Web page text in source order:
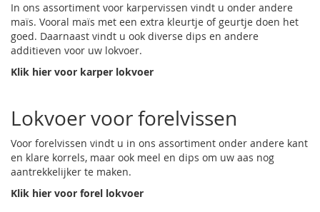
In ons assortiment voor karpervissen vindt u onder andere
maïs. Vooral maïs met een extra kleurtje of geurtje doen het
goed. Daarnaast vindt u ook diverse dips en andere
additieven voor uw lokvoer.
Klik hier voor karper lokvoer
Lokvoer voor forelvissen
Voor forelvissen vindt u in ons assortiment onder andere kant
en klare korrels, maar ook meel en dips om uw aas nog
aantrekkelijker te maken.
Klik hier voor forel lokvoer